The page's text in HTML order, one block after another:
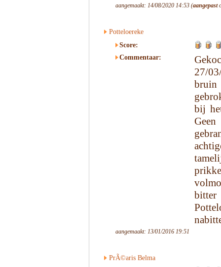
aangemaakt: 14/08/2020 14:53 (aangepast
Potteloereke
Score:
Commentaar:
27/
bruin
bij
aangemaakt: 13/01/2016 19:51
PrÃ©aris Belma